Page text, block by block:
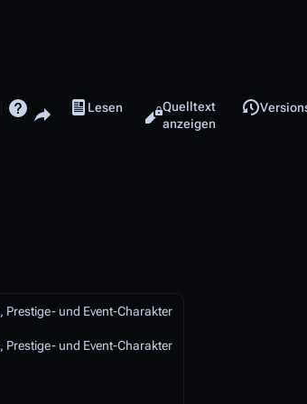
Share this page
Ansichten
Lesen
Quelltext
anzeigen
Prestige- und Event-Charakter
Prestige- und Event-Charakter